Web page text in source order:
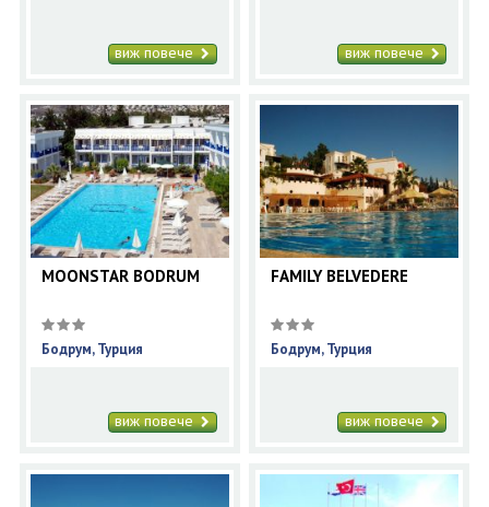
виж повече виж повече
MOONSTAR BODRUM
Бодрум, Турция
виж повече
FAMILY BELVEDERE
Бодрум, Турция
виж повече